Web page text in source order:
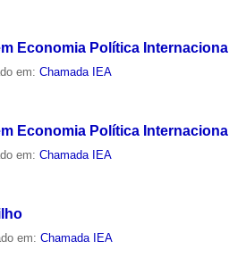
Economia Política Internacional
em:Chamada IEA
Economia Política Internacional
em:Chamada IEA
em:Chamada IEA